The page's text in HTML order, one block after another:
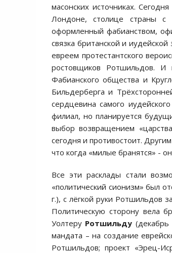
масонских источниках.
Лондоне, столице страны с
оформленный фабианством,
связка британской и
евреем протестантского
ростовщиков Ротшильдов. И
Фабианского общества и
Бильдерберга и
сердцевина самого
филиал, но планируется
выбор возвращением
сегодня и противостоит.
что когда «милые бранятся» -
Все эти расклады стали
«политический сионизм» был
г.), с лёгкой руки Ротшильдов
Политическую сторону вела
Уолтеру Ротшильду
мандата – на создание
Ротшильдов; проект «Эрец-